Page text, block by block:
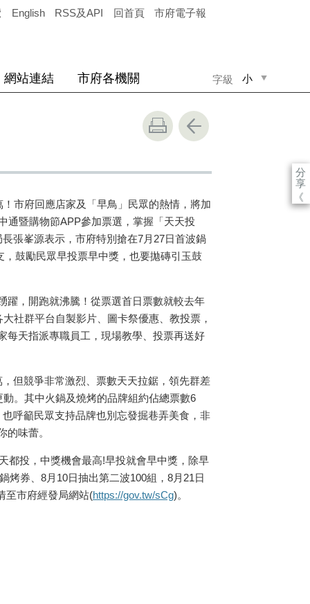
English RSS及API 回首頁 市府電子報
字級 小
網站連結 市府各機關
分
享
《
！市府回應店家及「早鳥」民眾的熱情，將加
通暨購物節APP參加票選，掌握「天天投
張峯源表示，市府特別搶在7月27日首波鍋
，鼓勵民眾早投票早中獎，也要拋磚引玉鼓
躍，開跑就沸騰！從票選首日票數就較去年
社群平台自製影片、圖卡祭優惠、教投票，
每天指派專職員工，現場教學、投票再送好
但競爭非常激烈、票數天天拉鋸，領先群差
。其中火鍋及燒烤的品牌組約佔總票數6
呼籲民眾支持品牌也別忘發掘巷弄美食，非
味蕾。
都投，中獎機會最高!早投就會早中獎，除早
烤券、 8月 10日抽出第二波100組， 8月21日
至市府經發局網站(https://gov.tw/sCg)。